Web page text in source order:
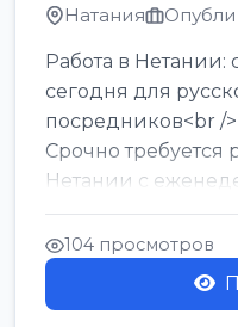
Натания
Работа в Нетании:
сегодня для
посредников<br />
Срочно требуется
Нетании с
оплатой<br />
Свежие вакансии
104 просмотров